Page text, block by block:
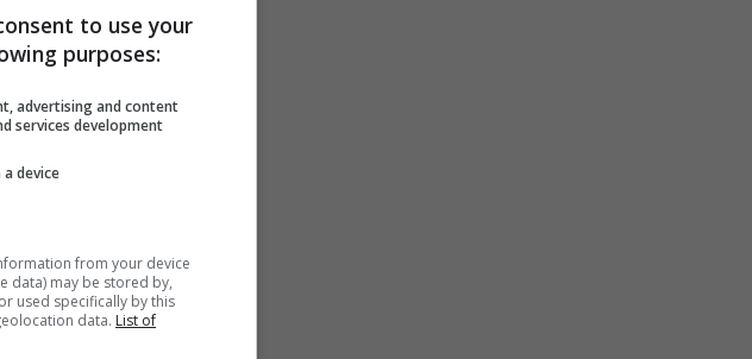
to use your
purposes:
advertising and content
services development
device
from your device
data) may be stored by,
used specifically by this
data. List of